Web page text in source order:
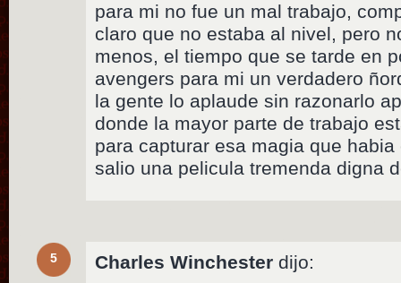
para mi no fue un mal trabajo,
claro que no estaba al nivel, pero
menos, el tiempo que se tarde en
avengers para mi un verdadero
la gente lo aplaude sin razonarlo
donde la mayor parte de trabajo
para capturar esa magia que
salio una pelicula tremenda digna
5 Charles Winchester dijo: